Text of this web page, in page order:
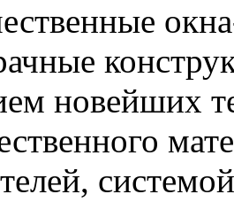
новейших